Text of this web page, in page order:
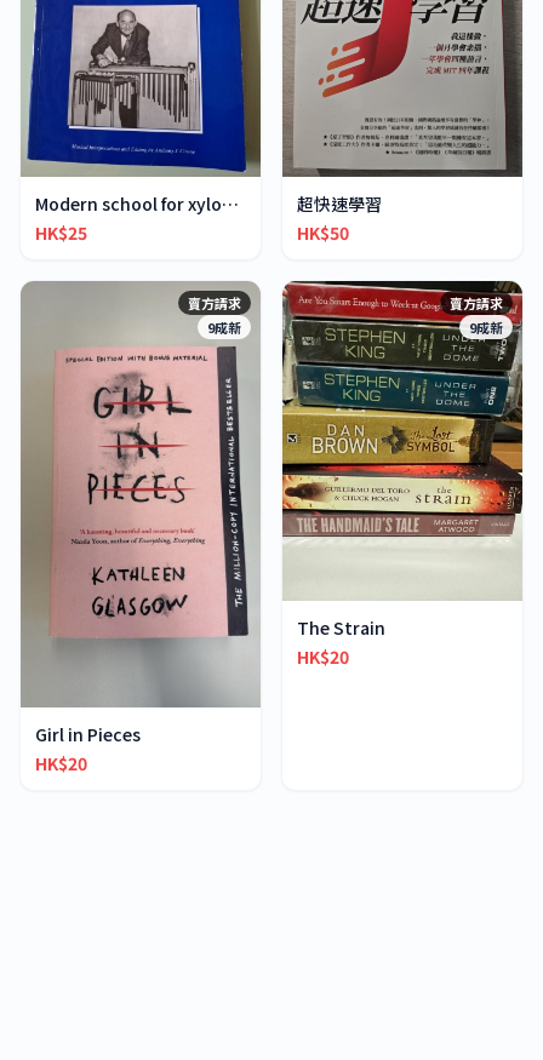
Modern school for xylophone marimba vibraphone
HK$25
超快速學習
HK$50
賣方請求
9成新
Girl in Pieces
HK$20
賣方請求
9成新
The Strain
HK$20